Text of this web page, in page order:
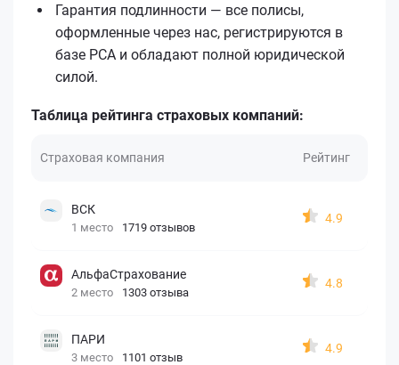
Гарантия подлинности — все полисы,
оформленные через нас, регистрируются в
базе РСА и обладают полной юридической
силой.
Таблица рейтинга страховых компаний:
Страховая компания Рейтинг
ВСК
1 место 1719 отзывов
4.9
АльфаСтрахование
2 место 1303 отзыва
4.8
ПАРИ
3 место 1101 отзыв
4.9